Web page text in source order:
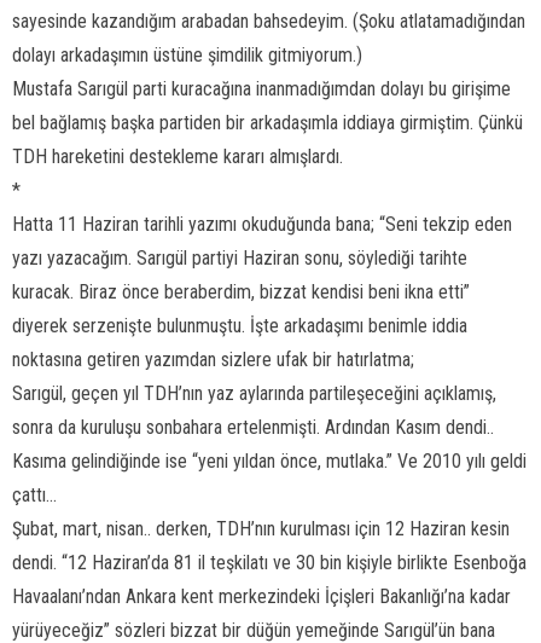
sayesinde kazandığım arabadan bahsedeyim. (Şoku atlatamadığından
dolayı arkadaşımın üstüne şimdilik gitmiyorum.)
Mustafa Sarıgül parti kuracağına inanmadığımdan dolayı bu girişime
bel bağlamış başka partiden bir arkadaşımla iddiaya girmiştim. Çünkü
TDH hareketini destekleme kararı almışlardı.
*
Hatta 11 Haziran tarihli yazımı okuduğunda bana; “Seni tekzip eden
yazı yazacağım. Sarıgül partiyi Haziran sonu, söylediği tarihte
kuracak. Biraz önce beraberdim, bizzat kendisi beni ikna etti”
diyerek serzenişte bulunmuştu. İşte arkadaşımı benimle iddia
noktasına getiren yazımdan sizlere ufak bir hatırlatma;
Sarıgül, geçen yıl TDH’nın yaz aylarında partileşeceğini açıklamış,
sonra da kuruluşu sonbahara ertelenmişti. Ardından Kasım dendi..
Kasıma gelindiğinde ise “yeni yıldan önce, mutlaka.” Ve 2010 yılı geldi
çattı...
Şubat, mart, nisan.. derken, TDH’nın kurulması için 12 Haziran kesin
dendi. “12 Haziran’da 81 il teşkilatı ve 30 bin kişiyle birlikte Esenboğa
Havaalanı’ndan Ankara kent merkezindeki İçişleri Bakanlığı’na kadar
yürüyeceğiz” sözleri bizzat bir düğün yemeğinde Sarıgül’ün bana